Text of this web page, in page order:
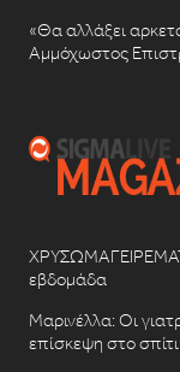
«Θα αλλάξει
Αμμόχωστος
εβδομάδα
Μαρινέλλα: Οι
επίσκεψη στο